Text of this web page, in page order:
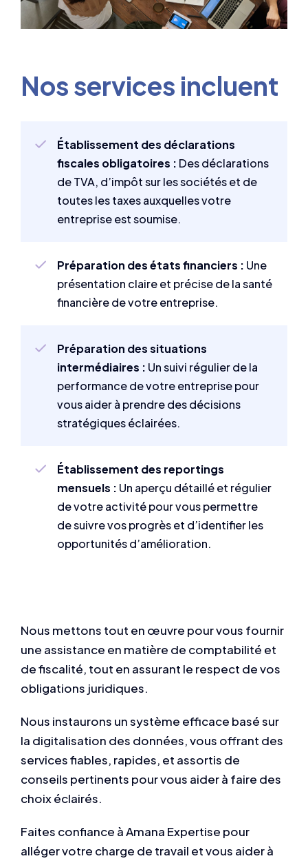
Nous mettons tout en œuvre pour vous fournir
une assistance en matière de comptabilité et
de fiscalité, tout en assurant le respect de vos
obligations juridiques.
Nous instaurons un système efficace basé sur
la digitalisation des données, vous offrant des
services fiables, rapides, et assortis de
conseils pertinents pour vous aider à faire des
choix éclairés.
Faites confiance à Amana Expertise pour
alléger votre charge de travail et vous aider à
Nos services incluent
Établissement des déclarations
fiscales obligatoires : Des déclarations
de TVA, d’impôt sur les sociétés et de
toutes les taxes auxquelles votre
entreprise est soumise.
Préparation des états financiers : Une
présentation claire et précise de la santé
financière de votre entreprise.
Préparation des situations
intermédiaires : Un suivi régulier de la
performance de votre entreprise pour
vous aider à prendre des décisions
stratégiques éclairées.
Établissement des reportings
mensuels : Un aperçu détaillé et régulier
de votre activité pour vous permettre
de suivre vos progrès et d’identifier les
opportunités d’amélioration.